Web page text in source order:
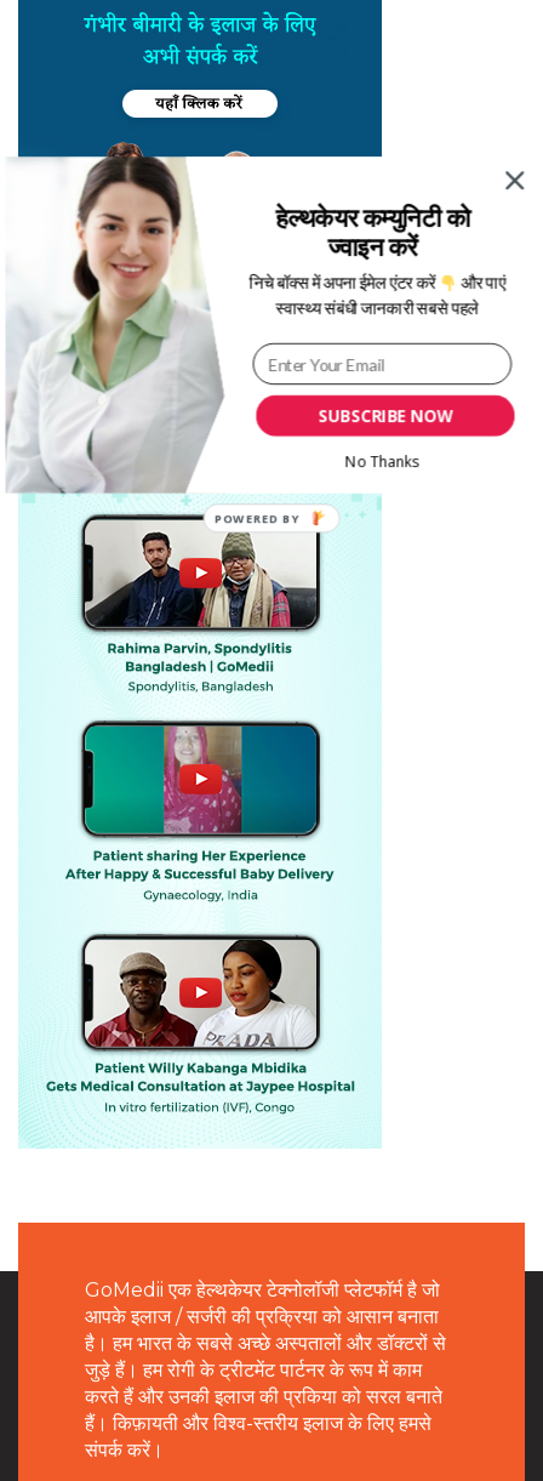
GoMedii एक हेल्थकेयर टेक्नोलॉजी प्लेटफॉर्म है जो
आपके इलाज / सर्जरी की प्रक्रिया को आसान बनाता
है। हम भारत के सबसे अच्छे अस्पतालों और डॉक्टरों से
जुड़े हैं। हम रोगी के ट्रीटमेंट पार्टनर के रूप में काम
करते हैं और उनकी इलाज की प्रकिया को सरल बनाते
हैं। किफ़ायती और विश्व-स्तरीय इलाज के लिए हमसे
संपर्क करें।
SUBSCRIBE NOW
हेल्थकेयर कम्युनिटी को
ज्वाइन करें
निचे बॉक्स में अपना ईमेल एंटर करें और पाएं
स्वास्थ्य संबंधी जानकारी सबसे पहले
No Thanks
POWERED BY